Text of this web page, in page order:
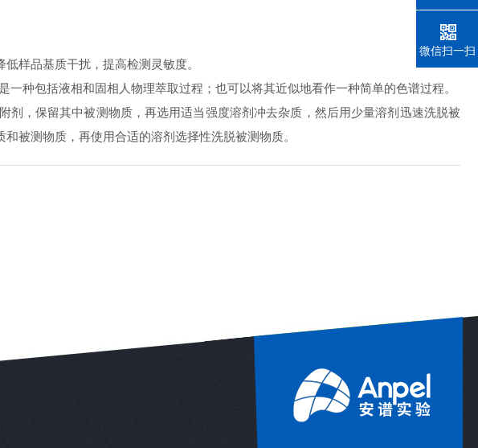
样品基质干扰，提高检测灵敏度。
种包括液相和固相人物理萃取过程；也可以将其近似地看作一种简单的色谱过程。
，保留其中被测物质，再选用适当强度溶剂冲去杂质，然后用少量溶剂迅速洗脱被
被测物质，再使用合适的溶剂选择性洗脱被测物质。
微信扫一扫